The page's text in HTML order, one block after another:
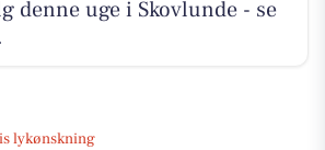
denne uge i Skovlunde - se
lykønskning